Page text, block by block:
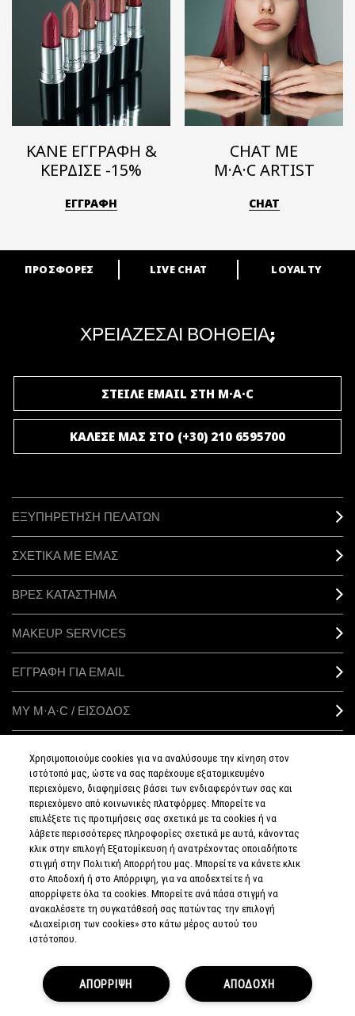
ΚΑΝΕ ΕΓΓΡΑΦΗ &
ΚΕΡΔΙΣΕ -15%
ΕΓΓΡΑΦΗ
CHAT ΜΕ
M·A·C ARTIST
CHAT
ARE YOU A M·A·C LOVER?
ΠΡΟΣΦΟΡΕΣ LIVE CHAT LOYALTY
ΧΡΕΙΑΖΕΣΑΙ ΒΟΗΘΕΙΑ;
ΣΤΕΙΛΕ EMAIL ΣΤΗ M·A·C
ΚΑΛΕΣΕ ΜΑΣ ΣΤΟ (+30) 210 6595700
ΕΞΥΠΗΡΕΤΗΣΗ ΠΕΛΑΤΩΝ
ΣΧΕΤΙΚΑ ΜΕ ΕΜΑΣ
ΒΡΕΣ ΚΑΤΑΣΤΗΜΑ
MAKEUP SERVICES
ΕΓΓΡΑΦΗ ΓΙΑ EMAIL
ΜΥ M·A·C / ΕΙΣΟΔΟΣ
ΣΥΝΔΕΘΕΙΤΕ
ΠΟΛΙΤΙΚΗ
ΑΠΟΡΡΗΤΟΥ
ΟΡΟΙ &
ΠΡΟΥΠΟΘΕΣΕΙΣ
ΟΡΟΙ
ΠΩΛΗΣΗΣ
ΠΟΛΙΤΙΚΗ
ΕΝΗΜΕΡΩΘΕΙΤΕ
ΓΙΑ ΤΑ ΠΛΑΣΤΑ
ΠΡΟΪΟΝΤΑ
ΔΙΑΧΕΙΡΙΣΤΕΙΤΕ
Χρησιμοποιούμε cookies για να αναλύσουμε την κίνηση στον
ιστότοπό μας, ώστε να σας παρέχουμε εξατομικευμένο
περιεχόμενο, διαφημίσεις βάσει των ενδιαφερόντων σας και
περιεχόμενο από κοινωνικές πλατφόρμες. Μπορείτε να
επιλέξετε τις προτιμήσεις σας σχετικά με τα cookies ή να
λάβετε περισσότερες πληροφορίες σχετικά με αυτά, κάνοντας
κλικ στην επιλογή Εξατομίκευση ή ανατρέχοντας οποιαδήποτε
στιγμή στην Πολιτική Απορρήτου μας. Μπορείτε να κάνετε κλικ
στο Αποδοχή ή στο Απόρριψη, για να αποδεχτείτε ή να
απορρίψετε όλα τα cookies. Μπορείτε ανά πάσα στιγμή να
ανακαλέσετε τη συγκατάθεσή σας πατώντας την επιλογή
«Διαχείριση των cookies» στο κάτω μέρος αυτού του
ιστότοπου.
ΑΠΟΔΟΧΗ
ΑΠΟΡΡΙΨΗ